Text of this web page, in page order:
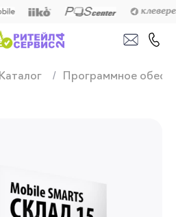
Продажа,
Каталог Программное